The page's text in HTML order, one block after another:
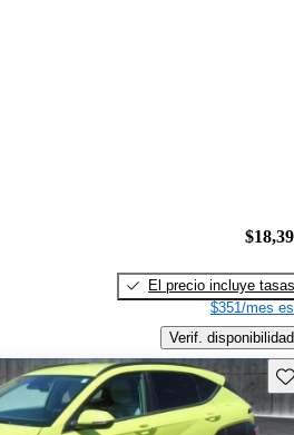
El precio incluye tasas
$351/mes
Verif. disponibilidad